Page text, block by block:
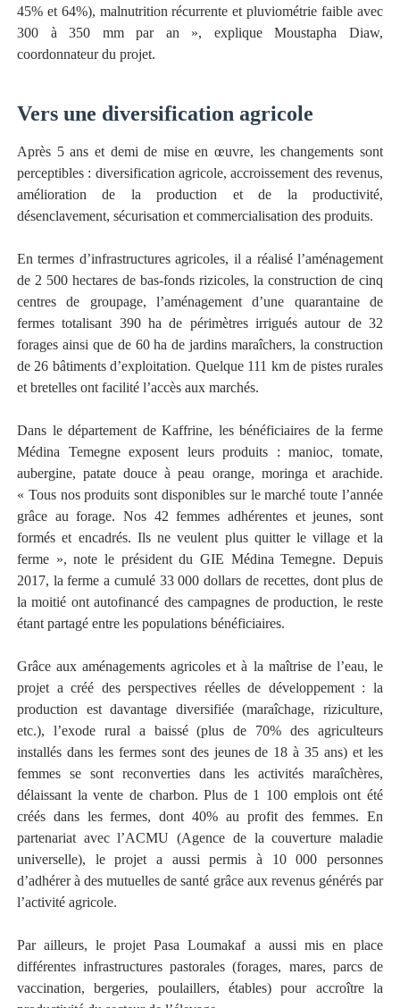
45% et 64%), malnutrition récurrente et pluviométrie faible avec
300 à 350 mm par an », explique Moustapha Diaw,
coordonnateur du projet.
Vers une diversification agricole
Après 5 ans et demi de mise en œuvre, les changements sont
perceptibles : diversification agricole, accroissement des revenus,
amélioration de la production et de la productivité,
désenclavement, sécurisation et commercialisation des produits.
En termes d’infrastructures agricoles, il a réalisé l’aménagement
de 2 500 hectares de bas-fonds rizicoles, la construction de cinq
centres de groupage, l’aménagement d’une quarantaine de
fermes totalisant 390 ha de périmètres irrigués autour de 32
forages ainsi que de 60 ha de jardins maraîchers, la construction
de 26 bâtiments d’exploitation. Quelque 111 km de pistes rurales
et bretelles ont facilité l’accès aux marchés.
Dans le département de Kaffrine, les bénéficiaires de la ferme
Médina Temegne exposent leurs produits : manioc, tomate,
aubergine, patate douce à peau orange, moringa et arachide.
« Tous nos produits sont disponibles sur le marché toute l’année
grâce au forage. Nos 42 femmes adhérentes et jeunes, sont
formés et encadrés. Ils ne veulent plus quitter le village et la
ferme », note le président du GIE Médina Temegne. Depuis
2017, la ferme a cumulé 33 000 dollars de recettes, dont plus de
la moitié ont autofinancé des campagnes de production, le reste
étant partagé entre les populations bénéficiaires.
Grâce aux aménagements agricoles et à la maîtrise de l’eau, le
projet a créé des perspectives réelles de développement : la
production est davantage diversifiée (maraîchage, riziculture,
etc.), l’exode rural a baissé (plus de 70% des agriculteurs
installés dans les fermes sont des jeunes de 18 à 35 ans) et les
femmes se sont reconverties dans les activités maraîchères,
délaissant la vente de charbon. Plus de 1 100 emplois ont été
créés dans les fermes, dont 40% au profit des femmes. En
partenariat avec l’ACMU (Agence de la couverture maladie
universelle), le projet a aussi permis à 10 000 personnes
d’adhérer à des mutuelles de santé grâce aux revenus générés par
l’activité agricole.
Par ailleurs, le projet Pasa Loumakaf a aussi mis en place
différentes infrastructures pastorales (forages, mares, parcs de
vaccination, bergeries, poulaillers, étables) pour accroître la